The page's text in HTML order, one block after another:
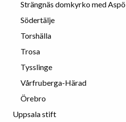
Strängnäs domkyrko med Aspö
Södertälje
Torshälla
Trosa
Tysslinge
Vårfruberga-Härad
Örebro
Uppsala stift